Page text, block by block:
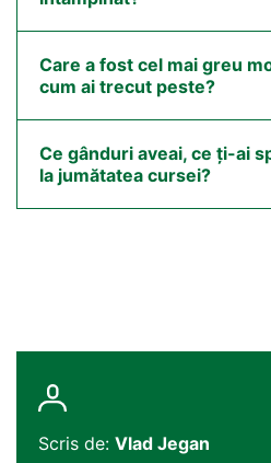
Care a fost cel mai greu
cum ai trecut peste?
Ce gânduri aveai, ce ți-ai
la jumătatea cursei?
Scris de: Vlad Jegan